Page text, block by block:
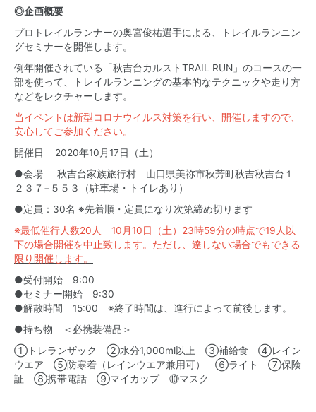
◎企画概要
プロトレイルランナーの奥宮俊祐選手による、トレイルランニン
グセミナーを開催します。
例年開催されている「秋吉台カルストTRAIL RUN」のコースの一
部を使って、トレイルランニングの基本的なテクニックや走り方
などをレクチャーします。
当イベントは新型コロナウイルス対策を行い、開催しますので、
安心してご参加ください。
開催日 2020年10月17日（土）
●会場 秋吉台家族旅行村 山口県美祢市秋芳町秋吉秋吉台１
２３７−５５３（駐車場・トイレあり）
●定員：30名 ※先着順・定員になり次第締め切ります
※最低催行人数20人 10月10日（土）23時59分の時点で19人以
下の場合開催を中止致します。ただし、達しない場合でもできる
限り開催します。
●受付開始 9:00
●セミナー開始 9:30
●解散時間 15:00 ※終了時間は、進行によって前後します。
●持ち物 ＜必携装備品＞
①トレランザック ②水分1,000ml以上 ③補給食 ④レイン
ウエア ⑤防寒着（レインウエア兼用可） ⑥ライト ⑦保険
証 ⑧携帯電話 ⑨マイカップ ⑩マスク